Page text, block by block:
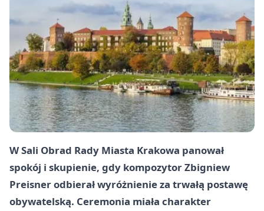
W Sali Obrad Rady Miasta Krakowa panował
spokój i skupienie, gdy kompozytorZbigniew
Preisnerodbierał wyróżnienie za trwałą postawę
obywatelską. Ceremonia miała charakter